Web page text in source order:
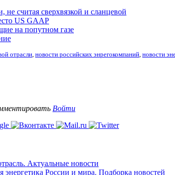
не считая сверхвязкой и сланцевой
US GAAP
на попутном газе
отрасли новости российских энрегокомпаний новости
Войти
Актуальные новости
энергетика России и мира. Подборка новостей